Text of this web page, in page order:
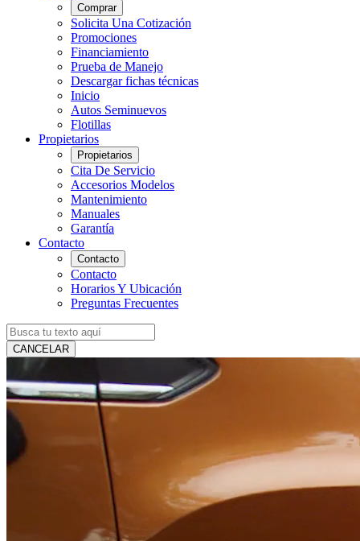
Comprar
Solicita Una Cotización
Promociones
Financiamiento
Prueba de Manejo
Descargar fichas técnicas
Inicio
Autos Seminuevos
Flotillas
Propietarios
Propietarios
Cita De Servicio
Accesorios Modelos
Mantenimiento
Manuales
Garantía
Contacto
Contacto
Contacto
Horarios Y Ubicación
Preguntas Frecuentes
CANCELAR